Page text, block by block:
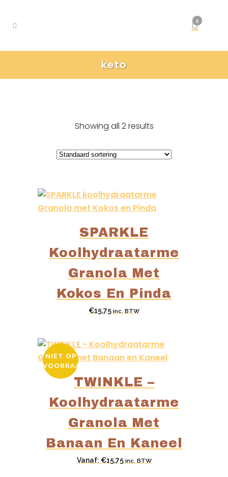
5
keto
Showing all 2 results
SPARKLE
Koolhydraatarme
Granola Met
Kokos En Pinda
€15,75 inc. BTW
NIET OP
VOORRAAD
TWINKLE –
Koolhydraatarme
Granola Met
Banaan En Kaneel
Vanaf: €15,75 inc. BTW